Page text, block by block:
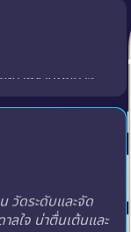
วัดระดับและจัด
ลใจ น่าตื่นเต้นและ